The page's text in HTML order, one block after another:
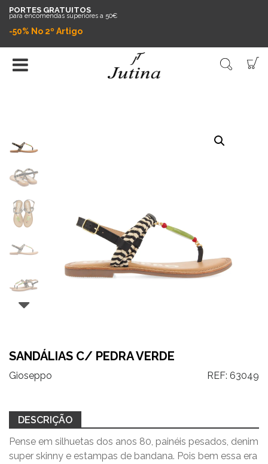
PORTES GRATUITOS
para encomendas superiores a 50€
-50% No 2º Artigo
SANDÁLIAS C/ PEDRA VERDE
Gioseppo REF: 63049
DESCRIÇÃO
Pense em silhuetas dos anos 80, painéis pesados, denim
super skinny e estampas de bandana. Pois bem essa era